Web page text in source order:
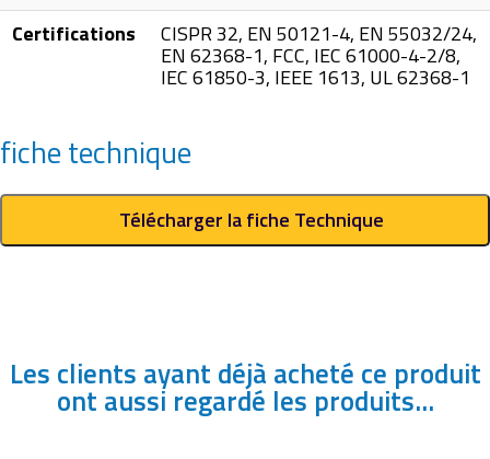
Certifications CISPR 32, EN 50121-4, EN 55032/24,
EN 62368-1, FCC, IEC 61000-4-2/8,
IEC 61850-3, IEEE 1613, UL 62368-1
fiche technique
Télécharger la fiche Technique
Les clients ayant déjà acheté ce produit
ont aussi regardé les produits...